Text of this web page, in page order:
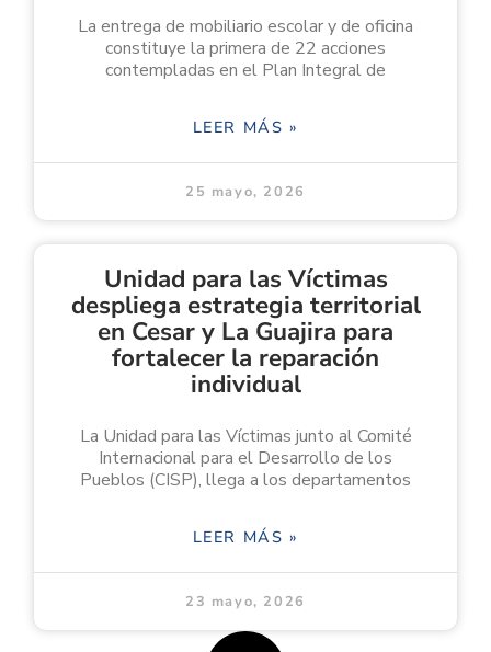
La entrega de mobiliario escolar y de oficina
constituye la primera de 22 acciones
contempladas en el Plan Integral de
LEER MÁS »
25 mayo, 2026
Unidad para las Víctimas
despliega estrategia territorial
en Cesar y La Guajira para
fortalecer la reparación
individual
La Unidad para las Víctimas junto al Comité
Internacional para el Desarrollo de los
Pueblos (CISP), llega a los departamentos
LEER MÁS »
23 mayo, 2026